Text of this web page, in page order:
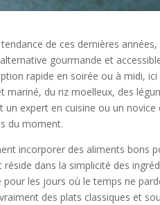
de ces dernières
gourmande et
rapide en soirée ou à midi,
du riz moelleux, des
un expert en cuisine ou un
du moment.
incorporer des aliments bons
dans la simplicité des
les jours où le temps ne
des plats classiques et